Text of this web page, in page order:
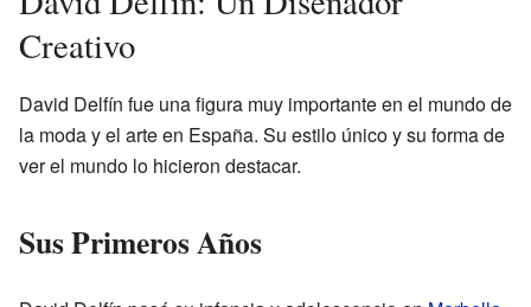
Creativo
David Delfín fue una figura muy importante en el mundo de
la moda y el arte en España. Su estilo único y su forma de
ver el mundo lo hicieron destacar.
Sus Primeros Años